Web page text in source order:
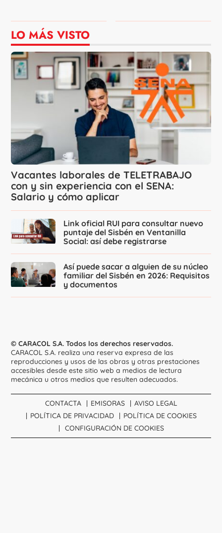
LO MÁS VISTO
Vacantes laborales de TELETRABAJO
con y sin experiencia con el SENA:
Salario y cómo aplicar
Link oficial RUI para consultar nuevo
puntaje del Sisbén en Ventanilla
Social: así debe registrarse
Así puede sacar a alguien de su núcleo
familiar del Sisbén en 2026: Requisitos
y documentos
© CARACOL S.A. Todos los derechos reservados.
CARACOL S.A. realiza una reserva expresa de las
reproducciones y usos de las obras y otras prestaciones
accesibles desde este sitio web a medios de lectura
mecánica u otros medios que resulten adecuados.
CONTACTA EMISORAS
AVISO LEGAL
POLÍTICA DE PRIVACIDAD
POLÍTICA DE COOKIES
CONFIGURACIÓN DE COOKIES